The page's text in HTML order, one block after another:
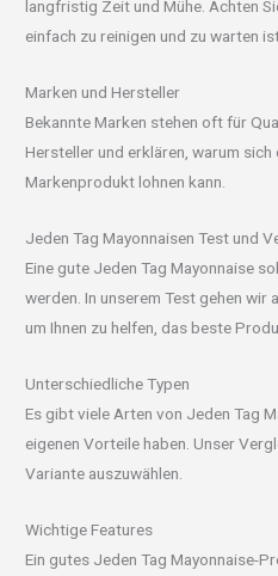
langfristig Zeit und Mühe. Achten
einfach zu reinigen und zu warten
Marken und Hersteller
Bekannte Marken stehen oft für
Hersteller und erklären, warum sich
Markenprodukt lohnen kann.
Jeden Tag Mayonnaisen Test und
Eine gute Jeden Tag Mayonnaise
werden. In unserem Test gehen wir
um Ihnen zu helfen, das beste
Unterschiedliche Typen
Es gibt viele Arten von Jeden Tag
eigenen Vorteile haben. Unser
Variante auszuwählen.
Wichtige Features
Ein gutes Jeden Tag Mayonnaise-